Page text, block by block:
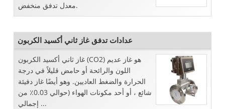
معدل تدفق منخفض.
عدادات تدفق غاز ثاني أكسيد الكربون
غاز ثاني أكسيد الكربون (CO2) هو غاز عديم
اللون والرائحة أو حامض قليلاً في درجة
الحرارة والضغط العاديين. وهو أيضًا غاز دفيئة
شائع ، أو أحد مكونات الهواء (حوالي 0.03٪ من
إجمالي ...